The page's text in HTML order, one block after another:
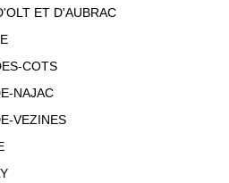
ET D'AUBRAC
COTS
NAJAC
VEZINES